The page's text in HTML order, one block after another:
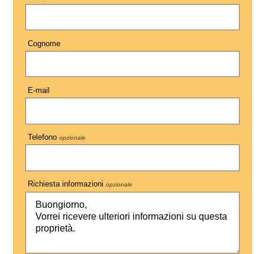
Cognome
E-mail
Telefono opzionale
Richiesta informazioni opzionale